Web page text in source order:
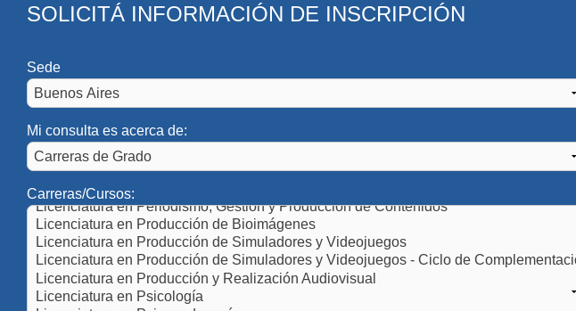
Actividades de la Carrera
Investigación sobre las
capacidades del profesional de
SOLICITÁ INFORMACIÓN DE INSCRIPCIÓN
Sede
Mi consulta es acerca de:
Carreras/Cursos: